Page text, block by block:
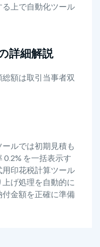
上で自動化ツール
詳細解説
額は取引当事者双
ルでは初期見積も
0.2% を一括表示す
印花税計算ツール
げ処理を自動的に
金額を正確に準備